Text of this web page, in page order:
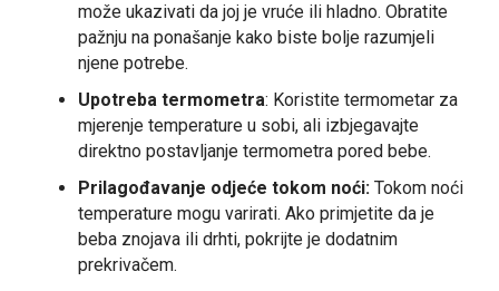
može ukazivati da joj je vruće ili hladno. Obratite
pažnju na ponašanje kako biste bolje razumjeli
njene potrebe.
Upotreba termometra: Koristite termometar za
mjerenje temperature u sobi, ali izbjegavajte
direktno postavljanje termometra pored bebe.
Prilagođavanje odjeće tokom noći: Tokom noći
temperature mogu varirati. Ako primjetite da je
beba znojava ili drhti, pokrijte je dodatnim
prekrivačem.